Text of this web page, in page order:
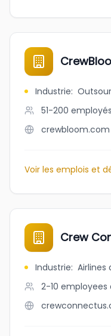
Industrie:
51-200 employés
crewbloom.com
Voir les emplois et
Crew
Industrie: Airlines
2-10 employees